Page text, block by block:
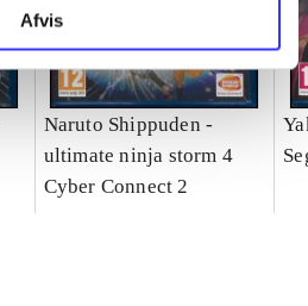
Afvis
Naruto Shippuden -
ultimate ninja storm 4
Cyber Connect 2